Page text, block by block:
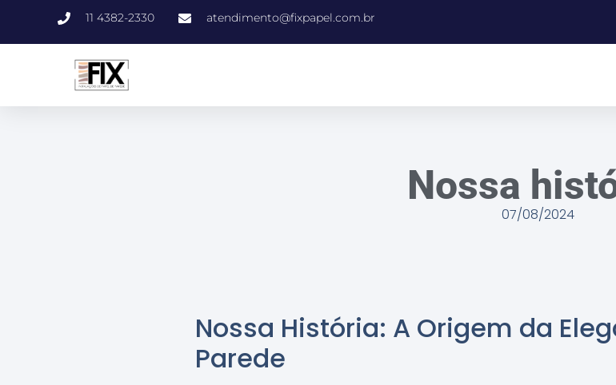
11 4382-2330 atendimento@fixpapel.com.br
Nossa
07/08/2024
Nossa História: A Origem da
Parede